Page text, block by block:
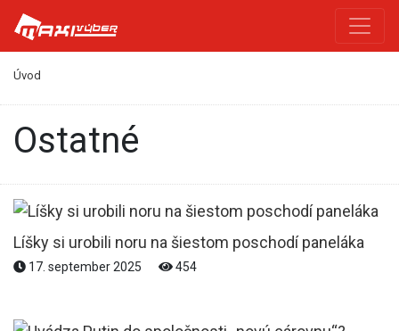
Úvod
Ostatné
Líšky si urobili noru na šiestom poschodí paneláka
17. september 2025 454